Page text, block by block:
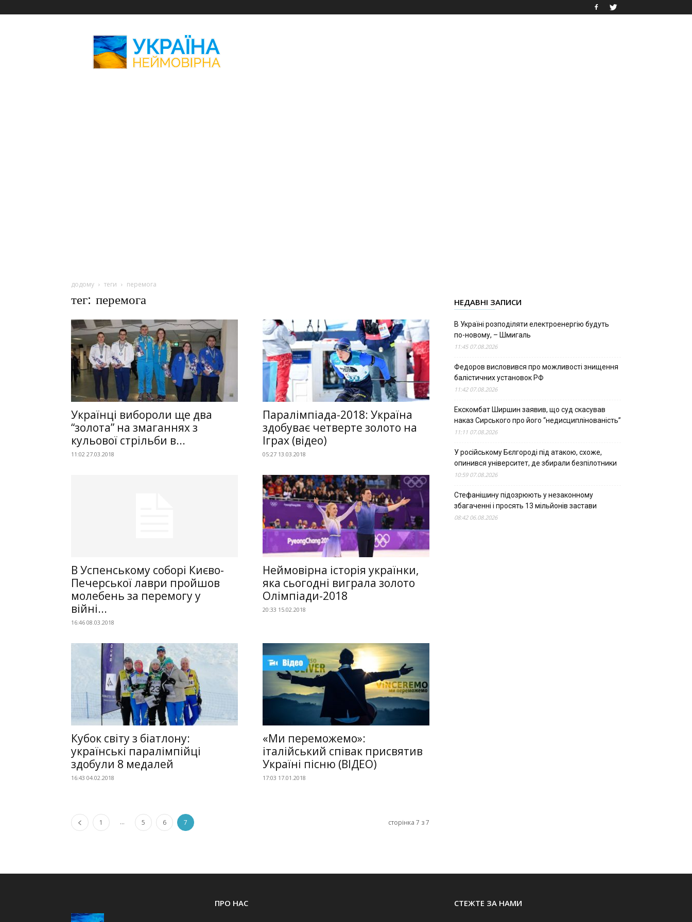
Неймовірна
додому теги перемога
тег: перемога
Українці вибороли ще два
“золота” на змаганнях з
кульової стрільби в...
11:02 27.03.2018
Паралімпіада-2018: Україна
здобуває четверте золото на
Іграх (відео)
05:27 13.03.2018
В Успенському соборі Києво-
Печерської лаври пройшов
молебень за перемогу у
війні...
16:46 08.03.2018
Неймовірна історія українки,
яка сьогодні виграла золото
Олімпіади-2018
20:33 15.02.2018
Кубок світу з біатлону:
українські паралімпійці
здобули 8 медалей
16:43 04.02.2018
«Ми переможемо»:
італійський співак присвятив
Україні пісню (ВІДЕО)
17:03 17.01.2018
1 ... 5 6 7 сторінка 7 з 7
НЕДАВНІ ЗАПИСИ
В Україні розподіляти електроенергію будуть
по-новому, – Шмигаль
11:45 07.08.2026
Федоров висловився про можливості знищення
балістичних установок РФ
11:42 07.08.2026
Екскомбат Ширшин заявив, що суд скасував
наказ Сирського про його “недисциплінованість”
11:11 07.08.2026
У російському Бєлгороді під атакою, схоже,
опинився університет, де збирали безпілотники
10:59 07.08.2026
Стефанішину підозрюють у незаконному
збагаченні і просять 13 мільйонів застави
08:42 06.08.2026
ПРО НАС СТЕЖТЕ ЗА НАМИ